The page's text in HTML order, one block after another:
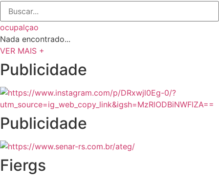
ocupalçao
Nada encontrado...
VER MAIS +
Publicidade
Publicidade
Fiergs